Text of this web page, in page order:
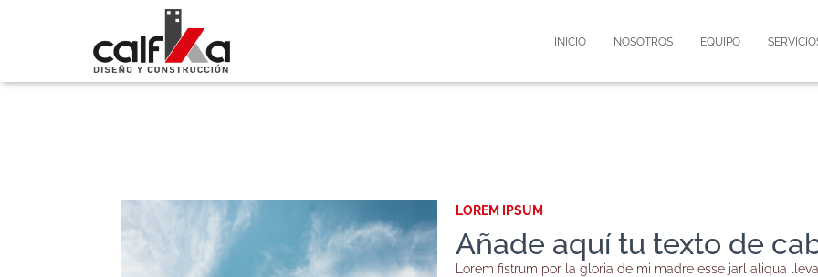
INICIO NOSOTROS EQUIPO
LOREM IPSUM
Añade aquí tu texto de
Lorem fistrum por la gloria de mi madre esse jarl aliqua